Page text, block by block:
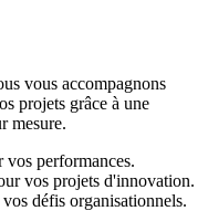
vous accompagnons
projets grâce à une
mesure.
vos performances.
vos projets d'innovation.
défis organisationnels.